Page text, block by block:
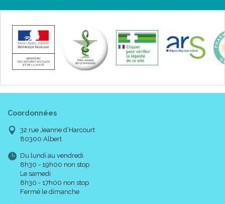
Coordonnées
32 rue Jeanne d’Harcourt
80300 Albert
Du lundi au vendredi
8h30 - 19h00 non stop
Le samedi
8h30 - 17h00 non stop
Fermé le dimanche